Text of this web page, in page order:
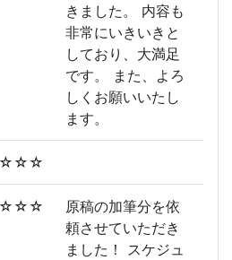
きました。 内容も
非常にいきいきと
しており、大満足
です。 また、よろ
しくお願いいたし
ます。
原稿の加筆分を依
頼させていただき
ました！ スケジュ